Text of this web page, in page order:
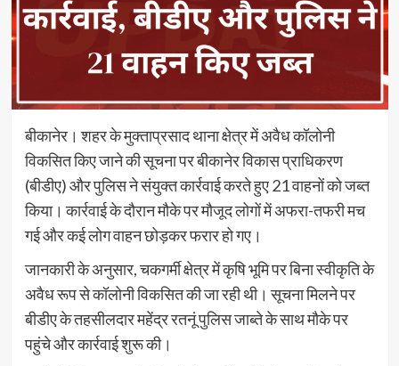
बीकानेर। शहर के मुक्ताप्रसाद थाना क्षेत्र में अवैध कॉलोनी
विकसित किए जाने की सूचना पर बीकानेर विकास प्राधिकरण
(बीडीए) और पुलिस ने संयुक्त कार्रवाई करते हुए 21 वाहनों को जब्त
किया। कार्रवाई के दौरान मौके पर मौजूद लोगों में अफरा-तफरी मच
गई और कई लोग वाहन छोड़कर फरार हो गए।
जानकारी के अनुसार, चकगर्मी क्षेत्र में कृषि भूमि पर बिना स्वीकृति के
अवैध रूप से कॉलोनी विकसित की जा रही थी। सूचना मिलने पर
बीडीए के तहसीलदार महेंद्र रतनूं पुलिस जाब्ते के साथ मौके पर
पहुंचे और कार्रवाई शुरू की।